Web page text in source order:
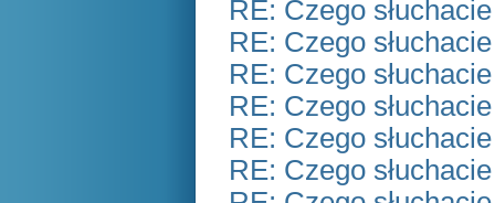
RE: Czego
RE: Czego
RE: Czego
RE: Czego
RE: Czego
RE: Czego